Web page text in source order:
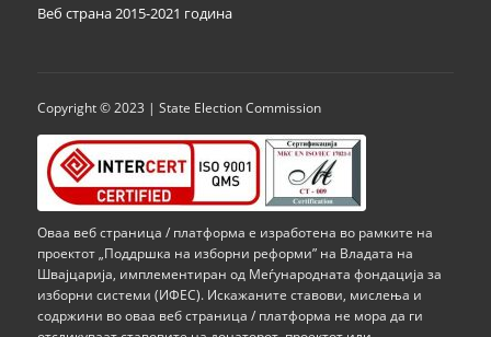
Веб страна 2015-2021 година
Copyright © 2023 | State Election Commission
Оваа веб страница / платформа е изработена во рамките на
проектот „Поддршка на изборни реформи” на Владата на
Швајцарија, имплементиран од Меѓународната фондација за
изборни системи (ИФЕС). Искажаните ставови, мислења и
содржини во оваа веб страница / платформа не мора да ги